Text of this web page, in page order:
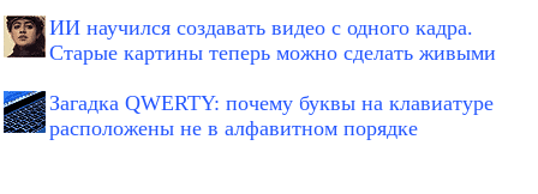
ИИ научился создавать видео с одного кадра.
Старые картины теперь можно сделать живыми
Загадка QWERTY: почему буквы на клавиатуре
расположены не в алфавитном порядке